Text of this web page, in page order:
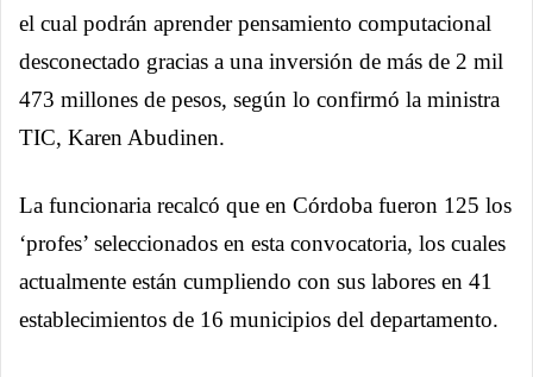
el cual podrán aprender pensamiento computacional
desconectado gracias a una inversión de más de 2 mil
473 millones de pesos, según lo confirmó la ministra
TIC, Karen Abudinen.
La funcionaria recalcó que en Córdoba fueron 125 los
‘profes’ seleccionados en esta convocatoria, los cuales
actualmente están cumpliendo con sus labores en 41
establecimientos de 16 municipios del departamento.